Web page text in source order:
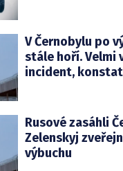
V Černobylu po
stále hoří. Velmi
incident,
Rusové zasáhli
Zelenskyj
výbuchu